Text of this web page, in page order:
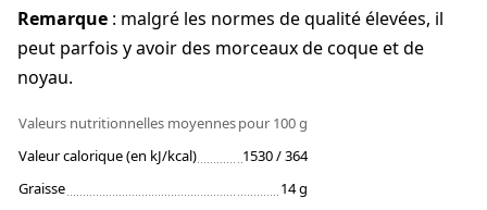
Remarque : malgré les normes de qualité élevées, il
peut parfois y avoir des morceaux de coque et de
noyau.
Valeurs nutritionnelles moyennespour 100 g
Valeur calorique (en kJ/kcal)
1530 / 364
Graisse
14 g